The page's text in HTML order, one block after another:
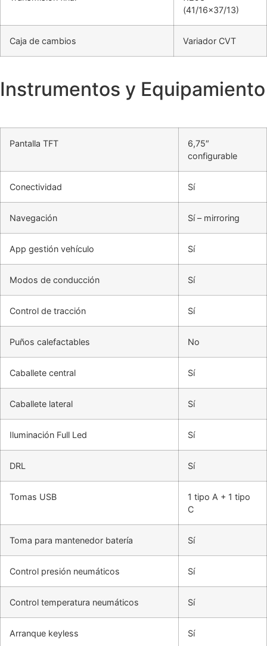
(41/16×37/13)
Caja de cambios Variador CVT
Instrumentos y Equipamiento
Pantalla TFT
6,75″
configurable
Conectividad Sí
Navegación Sí – mirroring
App gestión vehículo Sí
Modos de conducción Sí
Control de tracción Sí
Puños calefactables No
Caballete central Sí
Caballete lateral Sí
Iluminación Full Led Sí
DRL Sí
Tomas USB
1 tipo A + 1 tipo
C
Toma para mantenedor batería Sí
Control presión neumáticos Sí
Control temperatura neumáticos Sí
Arranque keyless Sí